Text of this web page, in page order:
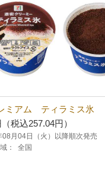
ミアム ティラミス氷
税込257.04円）
08月04日（火）以降順次発売
：
全国